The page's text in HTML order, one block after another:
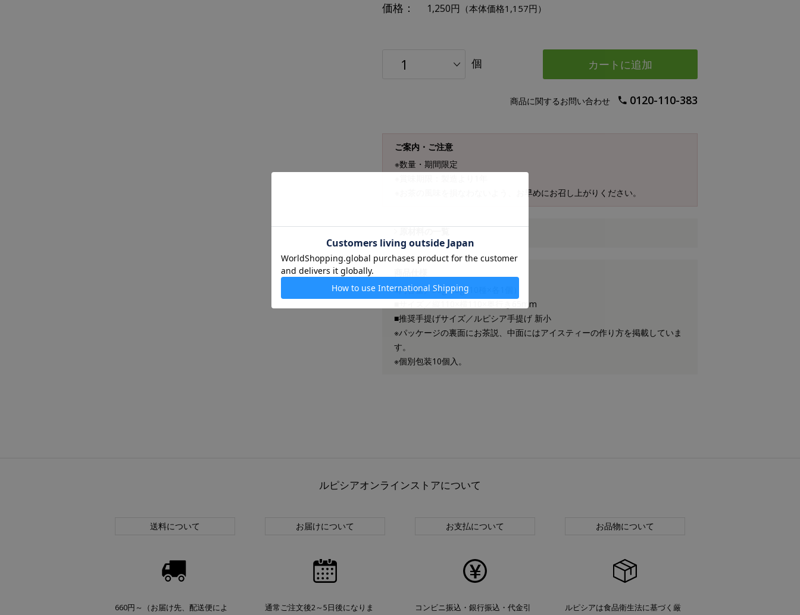
価格： 1,250円 （本体価格1,157円）
個 カートに追加
商品に関するお問い合わせ 0120-110-383
ご案内・ご注意
※数量・期間限定
※お茶の風味を損なわないよう、お早めにお召し上がりください。
■内容量／50g（5g×10種×各1個）
■サイズ／縦110×横110×奥行き65mm
■推奨手提げサイズ／ルピシア手提げ 新小
※パッケージの裏面にお茶説、中面にはアイスティーの作り方を掲載していま
す。
※個別包装10個入。
ルピシアオンラインストアについて
送料について
660円～（お届け先、配送便によ
お届けについて
通常ご注文後2～5日後になりま
お支払について
コンビニ振込・銀行振込・代金引
お品物について
ルピシアは食品衛生法に基づく厳